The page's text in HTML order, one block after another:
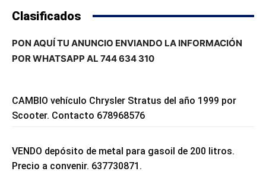
Clasificados
PON AQUÍ TU ANUNCIO ENVIANDO LA INFORMACIÓN
POR WHATSAPP AL 744 634 310
CAMBIO vehículo Chrysler Stratus del año 1999 por
Scooter. Contacto 678968576
VENDO depósito de metal para gasoil de 200 litros.
Precio a convenir. 637730871.